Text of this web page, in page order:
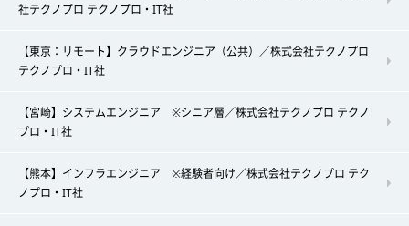
社テクノプロ テクノプロ・IT社
【東京：リモート】クラウドエンジニア（公共）／株式会社テクノプロ
テクノプロ・IT社
【宮崎】システムエンジニア ※シニア層／株式会社テクノプロ テクノ
プロ・IT社
【熊本】インフラエンジニア ※経験者向け／株式会社テクノプロ テク
ノプロ・IT社